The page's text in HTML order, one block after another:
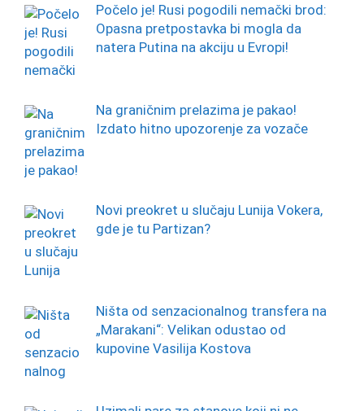
Počelo je! Rusi pogodili nemački brod:
Opasna pretpostavka bi mogla da
natera Putina na akciju u Evropi!
Na graničnim prelazima je pakao!
Izdato hitno upozorenje za vozače
Novi preokret u slučaju Lunija Vokera,
gde je tu Partizan?
Ništa od senzacionalnog transfera na
„Marakani“: Velikan odustao od
kupovine Vasilija Kostova